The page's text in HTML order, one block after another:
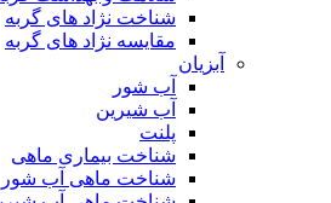
شناخت نژاد های گربه
مقایسه نژاد های گربه
آبزیان
آب شور
آب شیرین
پلنت
شناخت بیماری ماهی
شناخت ماهی آب شور